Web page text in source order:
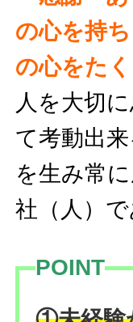
の心を持
の心をた
人を大切
て考動出
を生み常
社（人）
POINT